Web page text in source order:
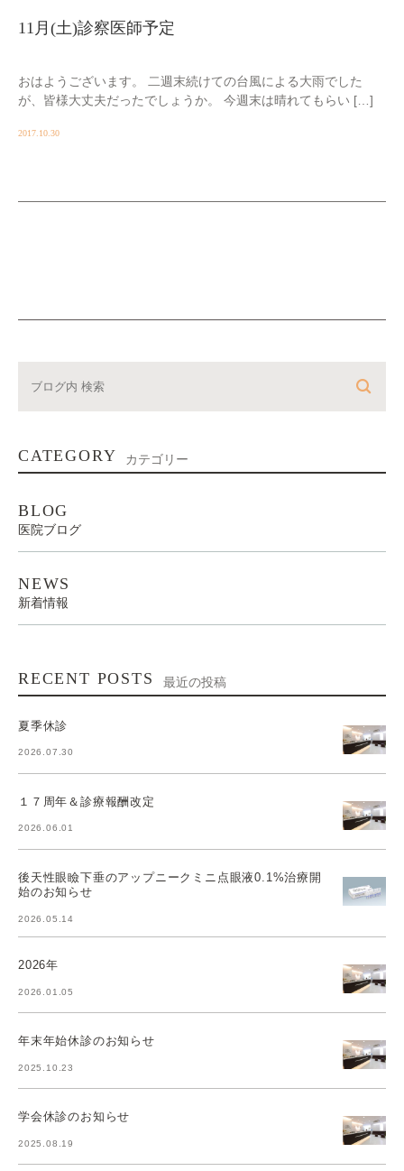
11月(土)診察医師予定
おはようございます。 二週末続けての台風による大雨でした
が、皆様大丈夫だったでしょうか。 今週末は晴れてもらい […]
2017.10.30
CATEGORY カテゴリー
BLOG
医院ブログ
NEWS
新着情報
RECENT POSTS 最近の投稿
夏季休診
2026.07.30
１７周年＆診療報酬改定
2026.06.01
後天性眼瞼下垂のアップニークミニ点眼液0.1%治療開
始のお知らせ
2026.05.14
2026年
2026.01.05
年末年始休診のお知らせ
2025.10.23
学会休診のお知らせ
2025.08.19